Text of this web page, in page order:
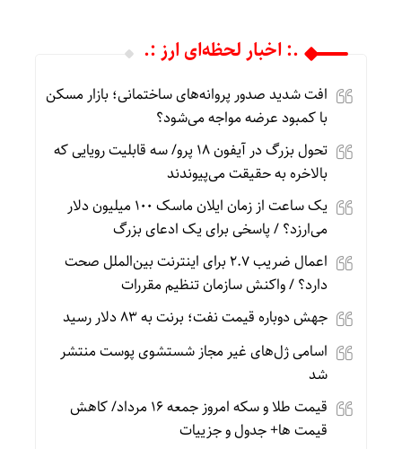
.: اخبار لحظه‌ای ارز :.
افت شدید صدور پروانه‌های ساختمانی؛ بازار مسکن
با کمبود عرضه مواجه می‌شود؟
تحول بزرگ در آیفون ۱۸ پرو/ سه قابلیت رویایی که
بالاخره به حقیقت می‌پیوندند
یک ساعت از زمان ایلان ماسک ۱۰۰ میلیون دلار
می‌ارزد؟ / پاسخی برای یک ادعای بزرگ
اعمال ضریب ۲.۷ برای اینترنت بین‌الملل صحت
دارد؟ / واکنش سازمان تنظیم مقررات
جهش دوباره قیمت نفت؛ برنت به ۸۳ دلار رسید
اسامی ژل‌های غیر مجاز شستشوی پوست منتشر
شد
قیمت طلا و سکه امروز جمعه ۱۶ مرداد/ کاهش
قیمت ها+ جدول و جزییات